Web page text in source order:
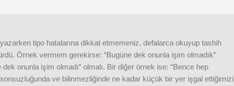
tipo hatalarına dikkat etmemeniz, defalarca okuyup tashih
Örnek vermem gerekirse: “Bugüne dek onunla işim olmadık”
dek onunla işim olmadı” olmalı. Bir diğer örnek ise: “Bence hep
sonsuzluğunda ve bilinmezliğinde ne kadar küçük bir yer işgal ettiğimizi